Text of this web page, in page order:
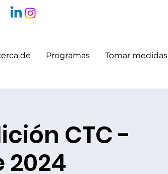
de Programas Tomar medidas
CTC -
2024